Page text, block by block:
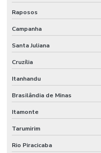
Raposos
Campanha
Santa Juliana
Cruzília
Itanhandu
Brasilândia de Minas
Itamonte
Tarumirim
Rio Piracicaba